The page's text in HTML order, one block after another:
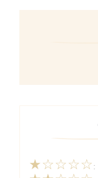
★☆☆☆☆: